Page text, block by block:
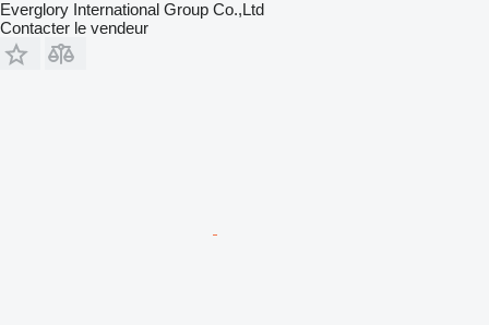
Everglory International Group Co.,Ltd
Contacter le vendeur